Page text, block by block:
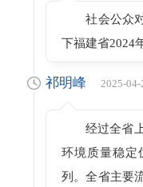
社会公众
下福建省2024
祁明峰 2025-04-
经过全省
环境质量稳定
列。全省主要